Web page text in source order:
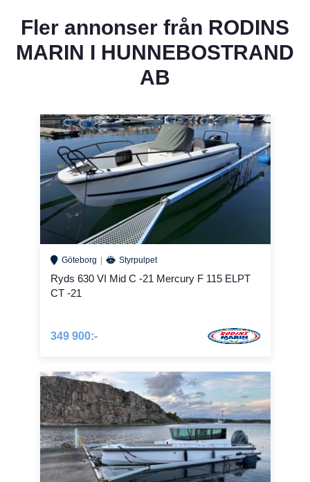
Fler annonser från RODINS
MARIN I HUNNEBOSTRAND
AB
Göteborg Styrpulpet
Ryds 630 VI Mid C -21 Mercury F 115 ELPT
CT -21
349 900:-